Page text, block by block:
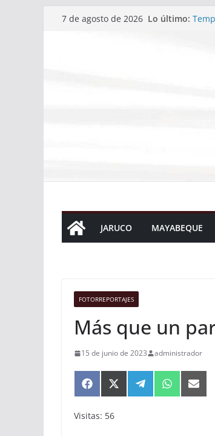
Saltar7 de agosto de 2026 Lo último:
JARUCO MAYABEQUE
FOTORREPORTAJES
Más que un
15 de junio de 2023 administrador
Compartir
en
Compartir
en
(Twitter)
Compartir
en
Compartir
en en
Visitas: 56